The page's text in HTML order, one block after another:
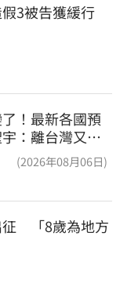
3被告獲緩行
！最新各國預
：離台灣又更
(2026年08月06日)
　「8歲為地方